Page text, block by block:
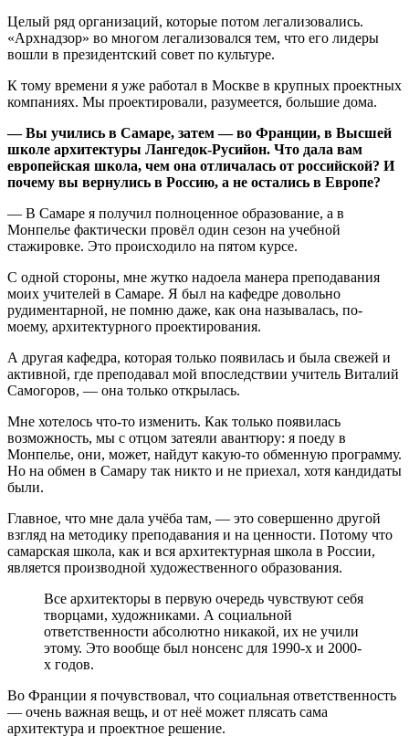
Целый ряд организаций, которые потом легализовались.
«Архнадзор» во многом легализовался тем, что его лидеры
вошли в президентский совет по культуре.
К тому времени я уже работал в Москве в крупных проектных
компаниях. Мы проектировали, разумеется, большие дома.
— Вы учились в Самаре, затем — во Франции, в Высшей
школе архитектуры Лангедок-Русийон. Что дала вам
европейская школа, чем она отличалась от российской? И
почему вы вернулись в Россию, а не остались в Европе?
— В Самаре я получил полноценное образование, а в
Монпелье фактически провёл один сезон на учебной
стажировке. Это происходило на пятом курсе.
С одной стороны, мне жутко надоела манера преподавания
моих учителей в Самаре. Я был на кафедре довольно
рудиментарной, не помню даже, как она называлась, по-
моему, архитектурного проектирования.
А другая кафедра, которая только появилась и была свежей и
активной, где преподавал мой впоследствии учитель Виталий
Самогоров, — она только открылась.
Мне хотелось что-то изменить. Как только появилась
возможность, мы с отцом затеяли авантюру: я поеду в
Монпелье, они, может, найдут какую-то обменную программу.
Но на обмен в Самару так никто и не приехал, хотя кандидаты
были.
Главное, что мне дала учёба там, — это совершенно другой
взгляд на методику преподавания и на ценности. Потому что
самарская школа, как и вся архитектурная школа в России,
является производной художественного образования.
Все архитекторы в первую очередь чувствуют себя
творцами, художниками. А социальной
ответственности абсолютно никакой, их не учили
этому. Это вообще был нонсенс для 1990-х и 2000-
х годов.
Во Франции я почувствовал, что социальная ответственность
— очень важная вещь, и от неё может плясать сама
архитектура и проектное решение.